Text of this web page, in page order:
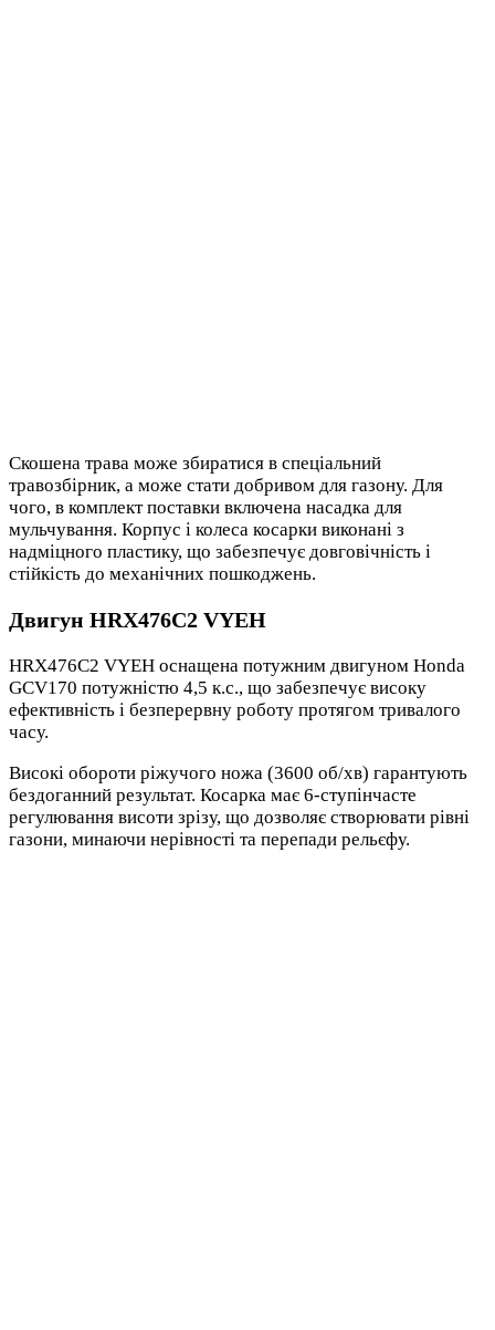
Скошена трава може збиратися в спеціальний
травозбірник, а може стати добривом для газону. Для
чого, в комплект поставки включена насадка для
мульчування. Корпус і колеса косарки виконані з
надміцного пластику, що забезпечує довговічність і
стійкість до механічних пошкоджень.
Двигун HRX476C2 VYEH
HRX476C2 VYEH оснащена потужним двигуном Honda
GCV170 потужністю 4,5 к.с., що забезпечує високу
ефективність і безперервну роботу протягом тривалого
часу.
Високі обороти ріжучого ножа (3600 об/хв) гарантують
бездоганний результат. Косарка має 6-ступінчасте
регулювання висоти зрізу, що дозволяє створювати рівні
газони, минаючи нерівності та перепади рельєфу.